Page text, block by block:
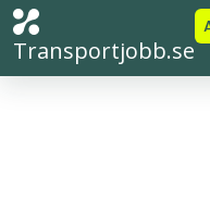
Transportjobb.se